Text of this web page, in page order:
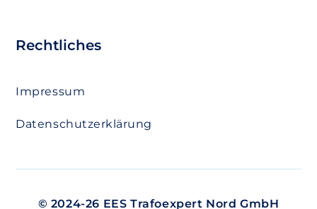
Rechtliches
Impressum
Datenschutzerklärung
© 2024-26 EES Trafoexpert Nord GmbH